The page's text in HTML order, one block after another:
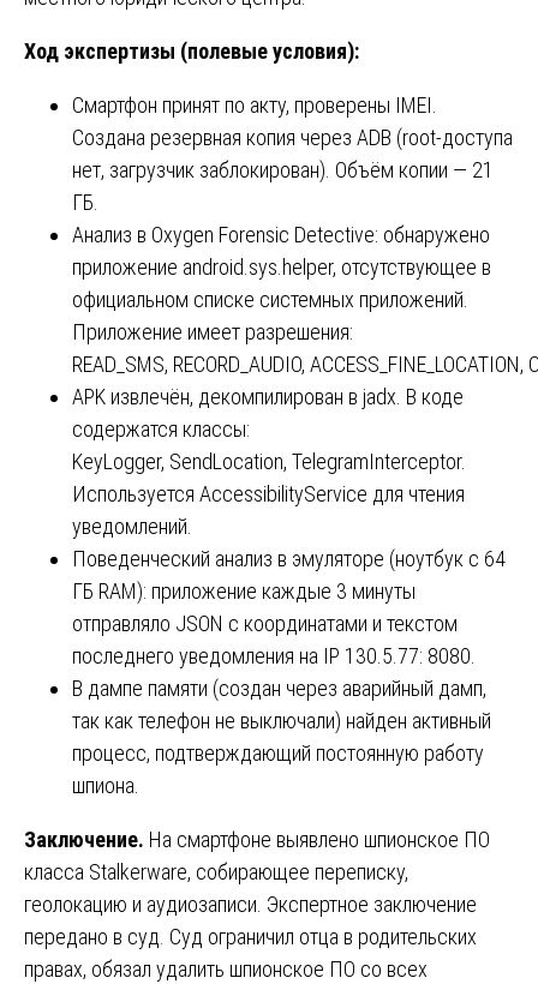
Ход экспертизы (полевые условия):
Смартфон принят по акту, проверены IMEI.
Создана резервная копия через ADB (root-доступа
нет, загрузчик заблокирован). Объём копии — 21
ГБ.
Анализ в Oxygen Forensic Detective: обнаружено
приложение android.sys.helper, отсутствующее в
официальном списке системных приложений.
Приложение имеет разрешения:
READ_SMS, RECORD_AUDIO, ACCESS_FINE_LOCATION,
APK извлечён, декомпилирован в jadx. В коде
содержатся классы:
KeyLogger, SendLocation, TelegramInterceptor.
Используется AccessibilityService для чтения
уведомлений.
Поведенческий анализ в эмуляторе (ноутбук с 64
ГБ RAM): приложение каждые 3 минуты
отправляло JSON с координатами и текстом
последнего уведомления на IP 130.5.77: 8080.
В дампе памяти (создан через аварийный дамп,
так как телефон не выключали) найден активный
процесс, подтверждающий постоянную работу
шпиона.
Заключение. На смартфоне выявлено шпионское ПО
класса Stalkerware, собирающее переписку,
геолокацию и аудиозаписи. Экспертное заключение
передано в суд. Суд ограничил отца в родительских
правах, обязал удалить шпионское ПО со всех